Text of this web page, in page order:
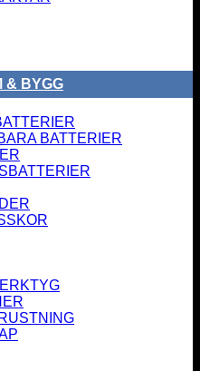
& BYGG
BATTERIER